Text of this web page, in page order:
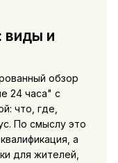
виды и
обзор
24 часа" с
что, где,
По смыслу это
а
для жителей,